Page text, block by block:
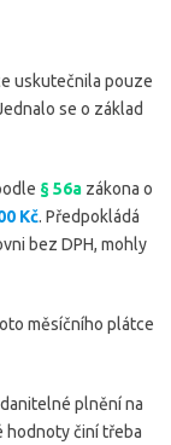
uskutečnila pouze
se o základ
§ 56a zákona o
Kč. Předpokládá
bez DPH, mohly
měsíčního plátce
plnění na
hodnoty činí třeba